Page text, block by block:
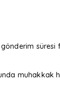
süresi
muhakkak